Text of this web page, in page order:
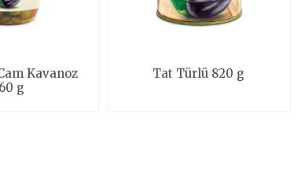
Kavanoz
g
Tat Türlü 820 g